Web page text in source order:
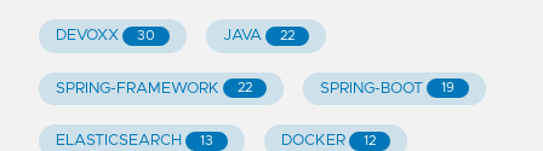
DEVOXX 30 JAVA 22
SPRING-FRAMEWORK 22 SPRING-BOOT 19
ELASTICSEARCH 13 DOCKER 12